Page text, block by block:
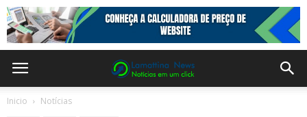
Inicio Notícias